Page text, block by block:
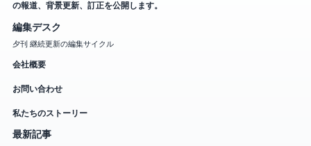
の報道、背景更新、訂正を公開します。
編集デスク
夕刊 継続更新の編集サイクル
会社概要
お問い合わせ
私たちのストーリー
最新記事